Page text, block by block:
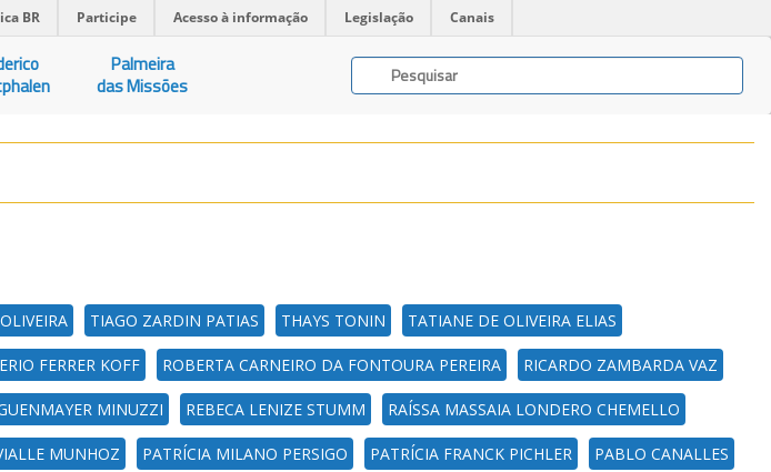
BR Participe Acesso à informação Legislação Canais
Palmeira
das Missões
TIAGO ZARDIN PATIAS THAYS TONIN TATIANE DE OLIVEIRA ELIAS
FERRER KOFF ROBERTA CARNEIRO DA FONTOURA PEREIRA RICARDO ZAMBARDA VAZ
MINUZZI REBECA LENIZE STUMM RAÍSSA MASSAIA LONDERO CHEMELLO
MUNHOZ PATRÍCIA MILANO PERSIGO PATRÍCIA FRANCK PICHLER PABLO CANALLES